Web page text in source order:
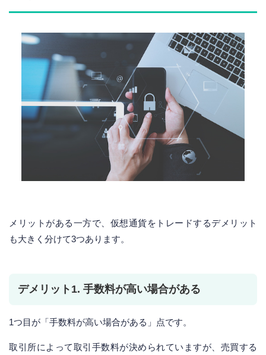
メリットがある一方で、仮想通貨をトレードするデメリット
も大きく分けて3つあります。
デメリット1. 手数料が高い場合がある
1つ目が「手数料が高い場合がある」点です。
取引所によって取引手数料が決められていますが、売買する